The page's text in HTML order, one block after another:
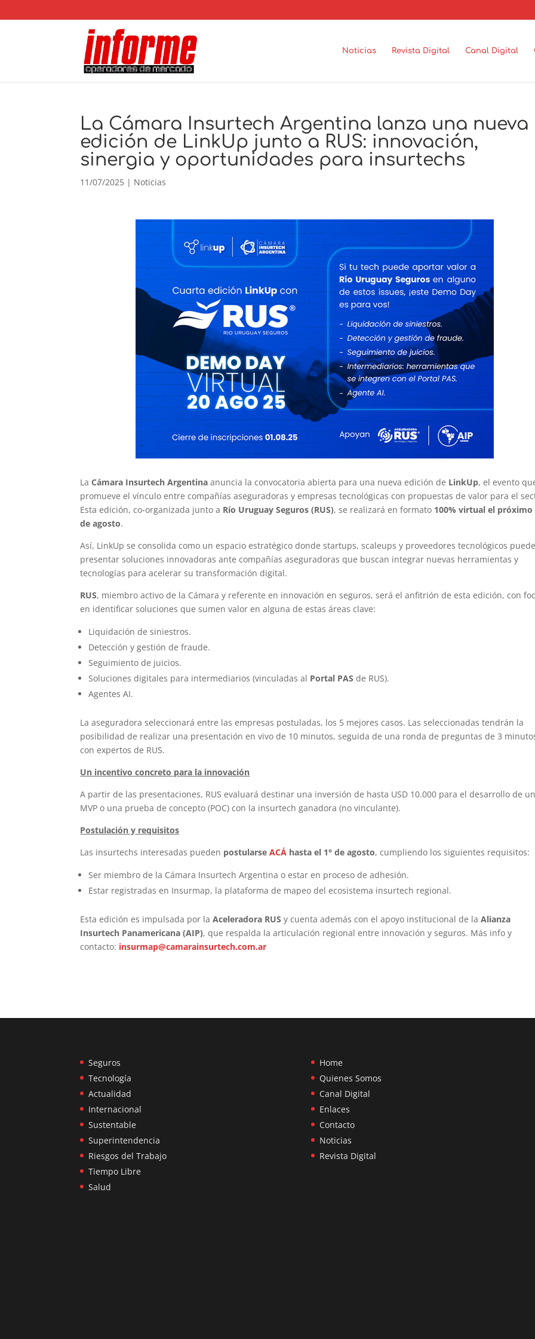
Noticias Revista Digital Canal Digital
La Cámara Insurtech Argentina lanza una nueva
edición de LinkUp junto a RUS: innovación,
sinergia y oportunidades para insurtechs
11/07/2025 | Noticias
LaCámara Insurtech Argentina anuncia la convocatoria abierta para una nueva edición de LinkUp, el evento
promueve el vínculo entre compañías aseguradoras y empresas tecnológicas con propuestas de valor para el
Esta edición, co-organizada junto a Río Uruguay Seguros (RUS), se realizará en formato 100% virtual el próximo
de agosto.
Así, LinkUp se consolida como un espacio estratégico donde startups, scaleups y proveedores tecnológicos
presentar soluciones innovadoras ante compañías aseguradoras que buscan integrar nuevas herramientas y
tecnologías para acelerar su transformación digital.
RUS, miembro activo de la Cámara y referente en innovación en seguros, será el anfitrión de esta edición, con
en identificar soluciones que sumen valor en alguna de estas áreas clave:
Liquidación de siniestros.
Detección y gestión de fraude.
Seguimiento de juicios.
Soluciones digitales para intermediarios (vinculadas al Portal PAS de RUS).
Agentes AI.
La aseguradora seleccionará entre las empresas postuladas, los 5 mejores casos. Las seleccionadas tendrán la
posibilidad de realizar una presentación en vivo de 10 minutos, seguida de una ronda de preguntas de 3
con expertos de RUS.
Un incentivo concreto para la innovación
A partir de las presentaciones, RUS evaluará destinar una inversión de hasta USD 10.000 para el desarrollo de un
MVP o una prueba de concepto (POC) con la insurtech ganadora (no vinculante).
Postulación y requisitos
Las insurtechs interesadas pueden postularseACÁ hasta el 1° de agosto, cumpliendo los siguientes requisitos:
Ser miembro de la Cámara Insurtech Argentina o estar en proceso de adhesión.
Estar registradas en Insurmap, la plataforma de mapeo del ecosistema insurtech regional.
Esta edición es impulsada por laAceleradora RUS y cuenta además con el apoyo institucional de laAlianza
Insurtech Panamericana (AIP), que respalda la articulación regional entre innovación y seguros. Más info y
contacto: insurmap@camarainsurtech.com.ar
Seguros
Tecnología
Actualidad
Internacional
Sustentable
Superintendencia
Riesgos del Trabajo
Tiempo Libre
Salud
Home
Quienes Somos
Canal Digital
Enlaces
Contacto
Noticias
Revista Digital